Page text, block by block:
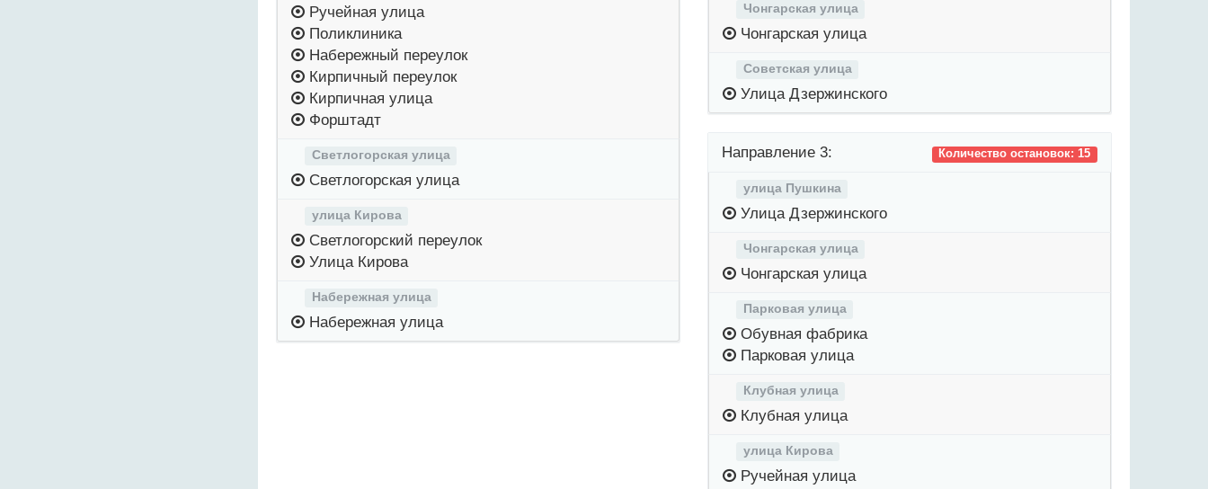
Ручейная улица
Поликлиника
Набережный переулок
Кирпичный переулок
Кирпичная улица
Форштадт
Светлогорская улица
Светлогорская улица
улица Кирова
Светлогорский переулок
Улица Кирова
Набережная улица
Набережная улица
Чонгарская улица
Чонгарская улица
Советская улица
Улица Дзержинского
Количество остановок: 15
Направление 3:
улица Пушкина
Улица Дзержинского
Чонгарская улица
Чонгарская улица
Парковая улица
Обувная фабрика
Парковая улица
Клубная улица
Клубная улица
улица Кирова
Ручейная улица